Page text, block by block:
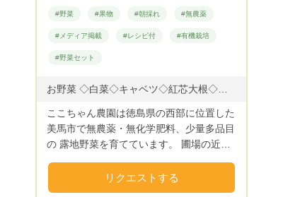
#野菜 #果物 #朝採れ #無農薬
#メディア掲載 #レシピ付 #有機栽培
#野菜セット
ここちゃん農園は徳島県の西部に位置した
美馬市で無農薬・無化学肥料、少量多品目
の 露地野菜を育てています。 圃場の近く
質四国一の清流「穴吹川」が流れており
清らかな水と豊かな緑に囲まれた自然の美
リクエストする